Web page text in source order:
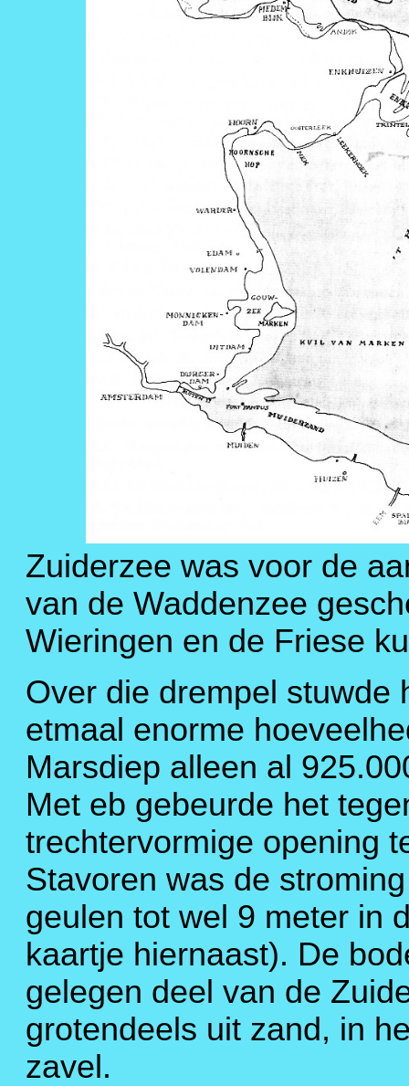
Zuiderzee was voor de
van de Waddenzee
Wieringen en de Friese
Over die drempel stuwde
etmaal enorme
Marsdiep alleen al
Met eb gebeurde het
trechtervormige opening
Stavoren was de
geulen tot wel 9 meter in
kaartje hiernaast). De
gelegen deel van de
grotendeels uit zand, in
zavel.